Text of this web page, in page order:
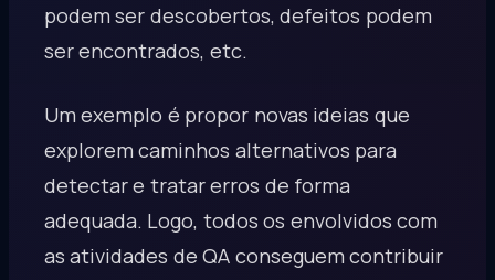
podem ser descobertos, defeitos podem
ser encontrados, etc.
Um exemplo é propor novas ideias que
explorem caminhos alternativos para
detectar e tratar erros de forma
adequada. Logo, todos os envolvidos com
as atividades de QA conseguem contribuir